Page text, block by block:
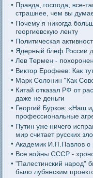
Правда, господа, все-
страшнее, чем вы
Почему я никогда
георгиевскую ленту
Политическая
Ядерный блеф России
Лев Термен -
Виктор Ерофеев: Как
Марк Солонин "Как
Китай отказал РФ от
даже не деньги
Георгий Бурков: «Наш
профессиональные
Путин уже ничего
мир считает русских
Академик И.П.Павлов о
Все войны СССР -
"Палестинский народ"
было лубянским